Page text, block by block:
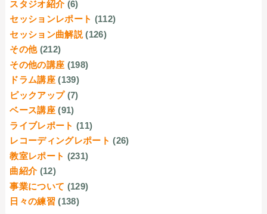
スタジオ紹介 (6)
セッションレポート (112)
セッション曲解説 (126)
その他 (212)
その他の講座 (198)
ドラム講座 (139)
ピックアップ (7)
ベース講座 (91)
ライブレポート (11)
レコーディングレポート (26)
教室レポート (231)
曲紹介 (12)
事業について (129)
日々の練習 (138)